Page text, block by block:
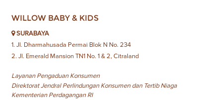
WILLOW BABY & KIDS
SURABAYA
1. Jl. Dharmahusada Permai Blok N No. 234
2. Jl. Emerald Mansion TN1 No. 1 & 2, Citraland
Layanan Pengaduan Konsumen
Direktorat Jendral Perlindungan Konsumen dan Tertib Niaga
Kementerian Perdagangan RI